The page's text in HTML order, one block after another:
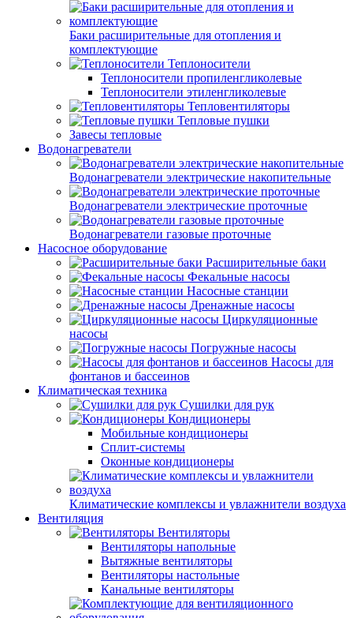
Баки расширительные для отопления и
комплектующие
Теплоносители
Теплоносители пропиленгликолевые
Теплоносители этиленгликолевые
Тепловентиляторы
Тепловые пушки
Завесы тепловые
Водонагреватели
Водонагреватели электрические накопительные
Водонагреватели электрические проточные
Водонагреватели газовые проточные
Насосное оборудование
Расширительные баки
Фекальные насосы
Насосные станции
Дренажные насосы
Циркуляционные
насосы
Погружные насосы
Насосы для
фонтанов и бассеинов
Климатическая техника
Сушилки для рук
Кондиционеры
Мобильные кондиционеры
Сплит-системы
Оконные кондиционеры
Климатические комплексы и увлажнители воздуха
Вентиляция
Вентиляторы
Вентиляторы напольные
Вытяжные вентиляторы
Вентиляторы настольные
Канальные вентиляторы